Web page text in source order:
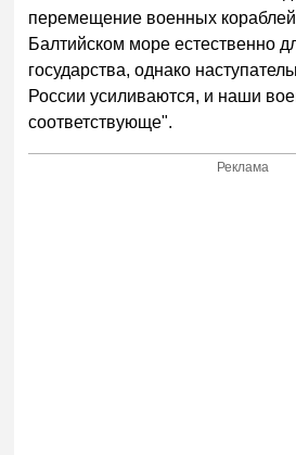
перемещение военных
Балтийском море естественно
государства, однако
России усиливаются, и наши
соответствующе".
Реклама